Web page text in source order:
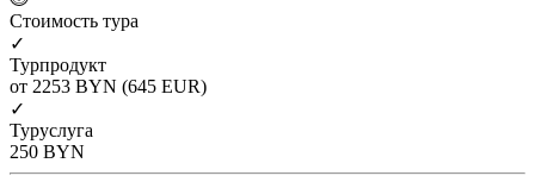
Cтоимость тура
✓
Турпродукт
от 2253 BYN (645 EUR)
✓
Туруслуга
250 BYN